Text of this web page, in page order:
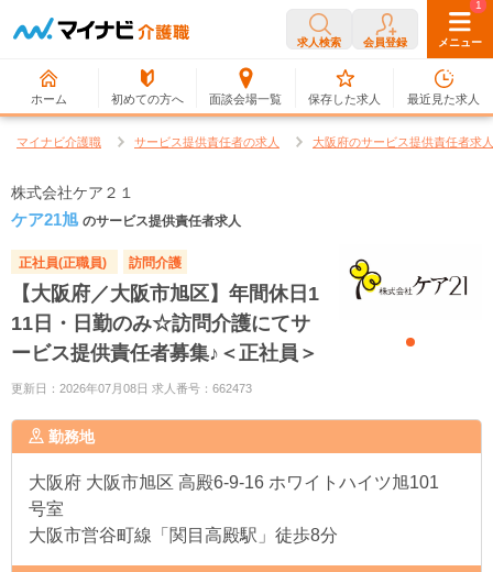
求人検索 会員登録 メニュー
ホーム 初めての方へ 面談会場一覧
0
保存した求人
1
最近見た求人
マイナビ介護職 サービス提供責任者の求人 大阪府のサービス提供責任者求人
株式会社ケア２１
ケア21旭 のサービス提供責任者求人
正社員(正職員) 訪問介護
【大阪府／大阪市旭区】年間休日1
11日・日勤のみ☆訪問介護にてサ
ービス提供責任者募集♪＜正社員＞
更新日：2026年07月08日 求人番号：662473
勤務地
大阪府 大阪市旭区 高殿6-9-16 ホワイトハイツ旭101
号室
大阪市営谷町線「関目高殿駅」徒歩8分